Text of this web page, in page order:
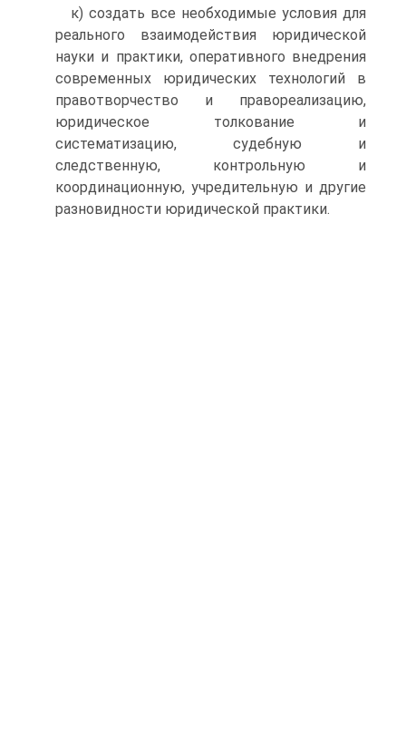
к) создать все необходимые условия для
реального взаимо­действия юридической
науки и практики, оперативного внедре­ния
современных юридических технологий в
правотворчество и правореализацию,
юридическое толкование и
систематизацию, судебную и
следственную, контрольную и
координационную, уч­редительную и другие
разновидности юридической практики.